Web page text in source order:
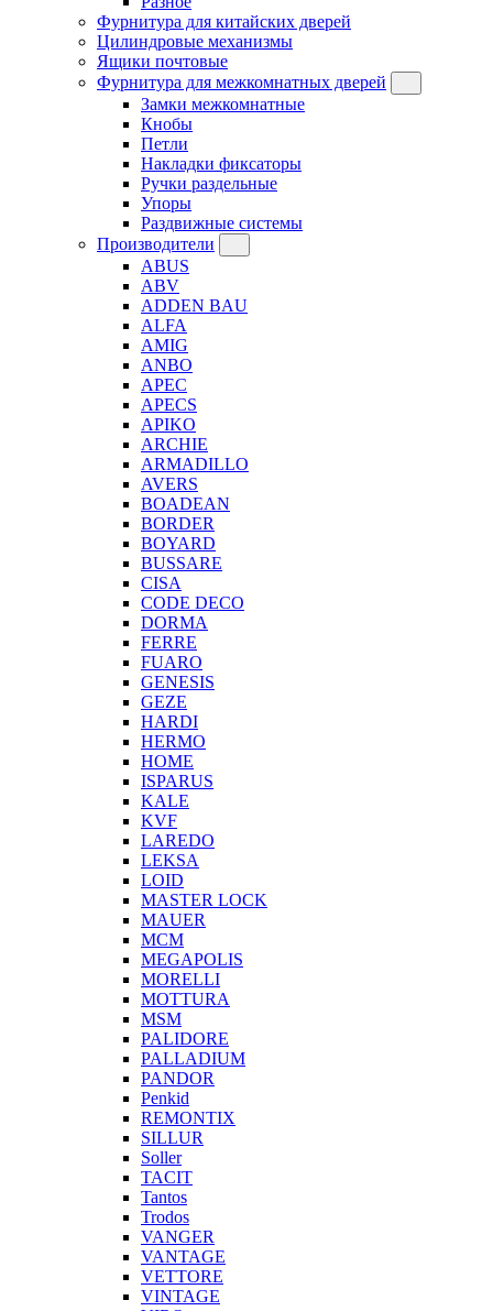
Фурнитура для китайских дверей
Цилиндровые механизмы
Ящики почтовые
Фурнитура для межкомнатных дверей
Замки межкомнатные
Кнобы
Петли
Накладки фиксаторы
Ручки раздельные
Упоры
Раздвижные системы
Производители
ABUS
ABV
ADDEN BAU
ALFA
AMIG
ANBO
APEC
APECS
APIKO
ARCHIE
ARMADILLO
AVERS
BOADEAN
BORDER
BOYARD
BUSSARE
CISA
CODE DECO
DORMA
FERRE
FUARO
GENESIS
GEZE
HARDI
HERMO
HOMЕ
ISPARUS
KALE
KVF
LAREDO
LEKSA
LOID
MASTER LOCK
MAUER
MCM
MEGAPOLIS
MORELLI
MOTTURA
MSM
PALIDORE
PALLADIUM
PANDOR
Penkid
REMONTIX
SILLUR
Soller
TACIT
Tantos
Trodos
VANGER
VANTAGE
VETTORE
VINTAGE